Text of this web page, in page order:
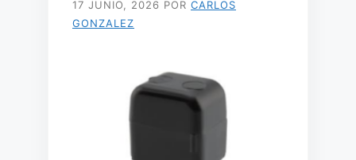
17 JUNIO, 2026 POR CARLOS
GONZALEZ